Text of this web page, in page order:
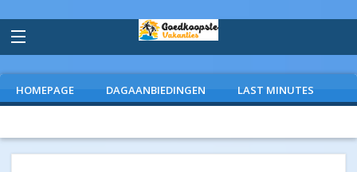
HOMEPAGE DAGAANBIEDINGEN LAST MINUTES